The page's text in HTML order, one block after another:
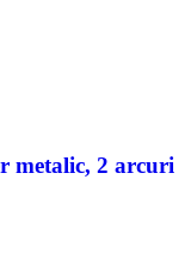
metalic, 2 arcuri